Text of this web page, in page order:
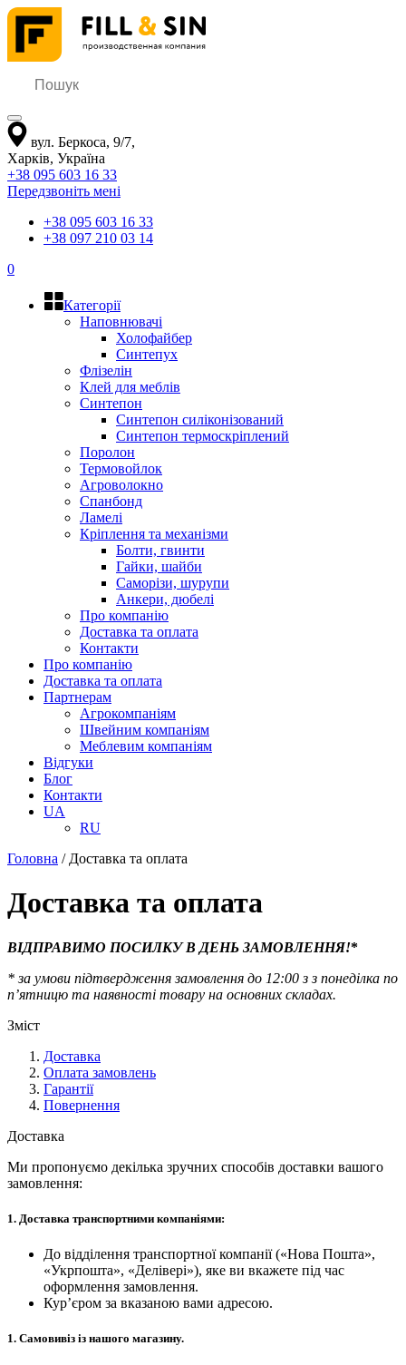
вул. Беркоса, 9/7,
Харків, Україна
+38 095 603 16 33
Передзвоніть мені
+38 095 603 16 33
+38 097 210 03 14
0
Категорії
Наповнювачі
Холофайбер
Синтепух
Флізелін
Клей для меблів
Синтепон
Синтепон силіконізований
Синтепон термоскріплений
Поролон
Термовойлок
Агроволокно
Спанбонд
Ламелі
Кріплення та механізми
Болти, гвинти
Гайки, шайби
Саморізи, шурупи
Анкери, дюбелі
Про компанію
Доставка та оплата
Контакти
Про компанію
Доставка та оплата
Партнерам
Агрокомпаніям
Швейним компаніям
Меблевим компаніям
Відгуки
Блог
Контакти
UA
RU
Головна / Доставка та оплата
Доставка та оплата
ВІДПРАВИМО ПОСИЛКУ В ДЕНЬ ЗАМОВЛЕННЯ!*
* за умови підтвердження замовлення до 12:00 з з понеділка по
п’ятницю та наявності товару на основних складах.
Зміст
Доставка
Оплата замовлень
Гарантії
Повернення
Доставка
Ми пропонуємо декілька зручних способів доставки вашого
замовлення:
1. Доставка транспортними компаніями:
До відділення транспортної компанії («Нова Пошта»,
«Укрпошта», «Делівері»), яке ви вкажете під час
оформлення замовлення.
Кур’єром за вказаною вами адресою.
1. Самовивіз із нашого магазину.